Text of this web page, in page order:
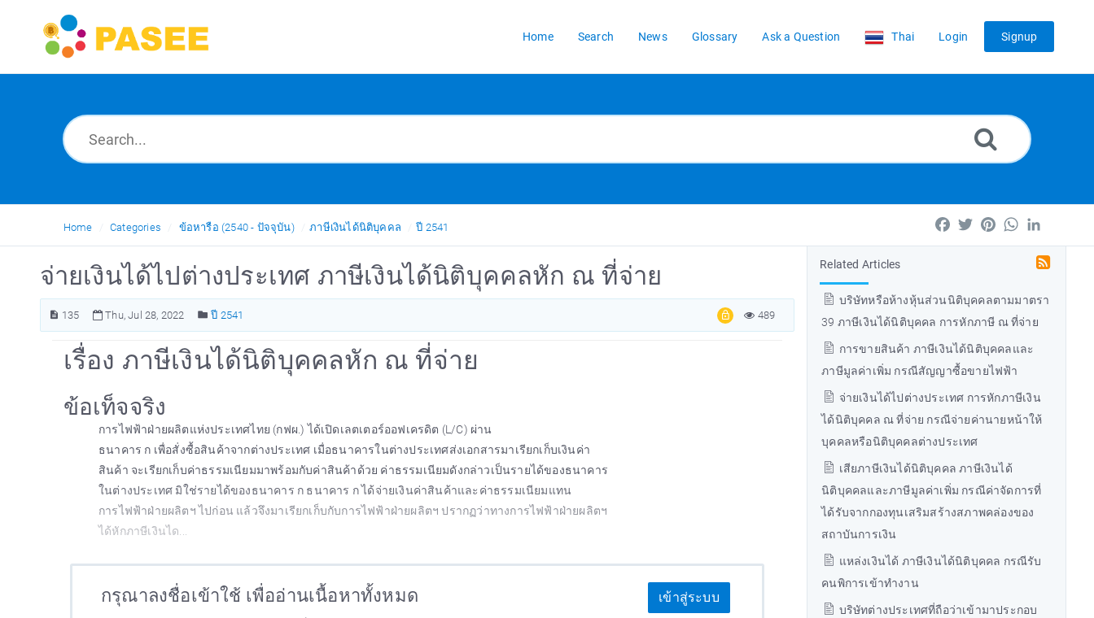
Home Search News Glossary Ask a Question Thai Login Signup
Home Categories ข้อหารือ (2540 - ปัจจุบัน) ภาษีเงินได้นิติบุคคล ปี 2541 Facebook
TwitterPinterestWhatsApp
Related Articles
บริษัทหรือห้างหุ้นส่วนนิติบุคคลตามมาตรา
39 ภาษีเงินได้นิติบุคคล การหักภาษี ณ ที่จ่าย
การขายสินค้า ภาษีเงินได้นิติบุคคลและ
ภาษีมูลค่าเพิ่ม กรณีสัญญาซื้อขายไฟฟ้า
จ่ายเงินได้ไปต่างประเทศ การหักภาษีเงิน
ได้นิติบุคคล ณ ที่จ่าย กรณีจ่ายค่านายหน้าให้
บุคคลหรือนิติบุคคลต่างประเทศ
เสียภาษีเงินได้นิติบุคคล ภาษีเงินได้
นิติบุคคลและภาษีมูลค่าเพิ่ม กรณีค่าจัดการที่
ได้รับจากกองทุนเสริมสร้างสภาพคล่องของ
สถาบันการเงิน
แหล่งเงินได้ ภาษีเงินได้นิติบุคคล กรณีรับ
คนพิการเข้าทำงาน
บริษัทต่างประเทศที่ถือว่าเข้ามาประกอบ
จ่ายเงินได้ไปต่างประเทศ ภาษีเงินได้นิติบุคคลหัก ณ ที่จ่าย
135 Thu, Jul 28, 2022 ปี 2541 489
เรื่อง ภาษีเงินได้นิติบุคคลหัก ณ ที่จ่าย
ข้อเท็จจริง
การไฟฟ้าฝ่ายผลิตแห่งประเทศไทย (กฟผ.) ได้เปิดเลตเตอร์ออฟเครดิต (L/C) ผ่าน
ธนาคาร ก เพื่อสั่งซื้อสินค้าจากต่างประเทศ เมื่อธนาคารในต่างประเทศส่งเอกสารมาเรียกเก็บเงินค่า
สินค้า จะเรียกเก็บค่าธรรมเนียมมาพร้อมกับค่าสินค้าด้วย ค่าธรรมเนียมดังกล่าวเป็นรายได้ของธนาคาร
ในต่างประเทศ มิใช่รายได้ของธนาคาร ก ธนาคาร ก ได้จ่ายเงินค่าสินค้าและค่าธรรมเนียมแทน
การไฟฟ้าฝ่ายผลิตฯ ไปก่อน แล้วจึงมาเรียกเก็บกับการไฟฟ้าฝ่ายผลิตฯ ปรากฏว่าทางการไฟฟ้าฝ่ายผลิตฯ
ได้หักภาษีเงินได...
กรุณาลงชื่อเข้าใช้ เพื่ออ่านเนื้อหาทั้งหมด เข้าสู่ระบบ